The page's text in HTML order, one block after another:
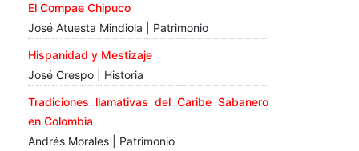
El Compae Chipuco
José Atuesta Mindiola | Patrimonio
Hispanidad y Mestizaje
José Crespo | Historia
Tradiciones llamativas del Caribe Sabanero
en Colombia
Andrés Morales | Patrimonio